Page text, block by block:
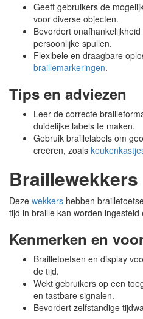
Geeft gebruikers de
voor diverse objecten.
Bevordert
persoonlijke spullen.
Flexibele en draagbare
braillemarkeringen.
Tips en adviezen
Leer de correcte
duidelijke labels te maken.
Gebruik braillelabels om
creëren, zoals
Braillewekkers
Deze wekkers hebben
tijd in braille kan worden ingesteld
Kenmerken en
Brailletoetsen en display
de tijd.
Wekt gebruikers op een
en tastbare signalen.
Bevordert zelfstandige